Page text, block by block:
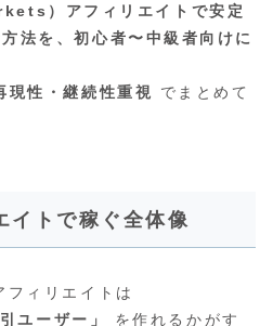
）アフィリエイトで安定
法を、初心者〜中級者向けに
現性・継続性重視
でまとめて
イトで稼ぐ全体像
ィリエイトは
ユーザー」
を作れるかがす